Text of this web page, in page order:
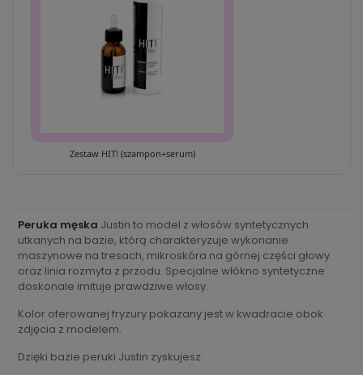
Zestaw HIT! (szampon+serum)
Peruka męska Justin to model z włosów syntetycznych
utkanych na bazie, którą charakteryzuje wykonanie
maszynowe na tresach, mikroskóra na górnej części głowy
oraz linia rozmyta z przodu. Specjalne włókno syntetyczne
doskonale imituje prawdziwe włosy.
Kolor oferowanej fryzury pokazany jest w kwadracie obok
zdjęcia z modelem.
Dzięki bazie peruki Justin zyskujesz: